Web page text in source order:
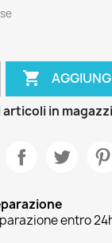

articoli in
entro